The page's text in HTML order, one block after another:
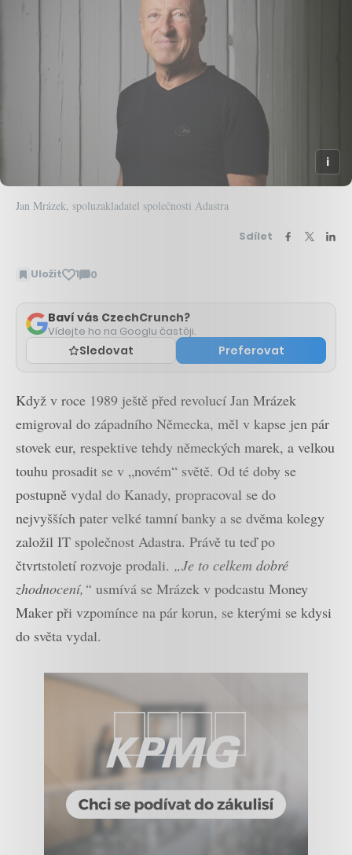
Jan Mrázek, spoluzakladatel společnosti Adastra
Sdílet
Uložit 1 0
Zobrazit
Baví vás CzechCrunch?
Vídejte ho na Googlu častěji.
Sledovat Preferovat
Když v roce 1989 ještě před revolucí Jan Mrázek
emigroval do západního Německa, měl v kapse jen pár
stovek eur, respektive tehdy německých marek, a velkou
touhu prosadit se v „novém“ světě. Od té doby se
postupně vydal do Kanady, propracoval se do
nejvyšších pater velké tamní banky a se dvěma kolegy
založil IT společnost Adastra. Právě tu teď po
čtvrtstoletí rozvoje prodali. „Je to celkem dobré
zhodnocení,“ usmívá se Mrázek v podcastu Money
Maker při vzpomínce na pár korun, se kterými se kdysi
do světa vydal.